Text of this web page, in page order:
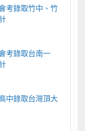
考錄取竹中、竹
考錄取台南一
中錄取台灣頂大